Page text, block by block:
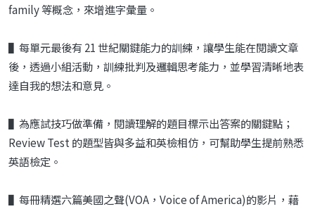
family 等概念，來增進字彙量。
▌每單元最後有 21 世紀關鍵能力的訓練，讓學生能在閱讀文章
後，透過小組活動，訓練批判及邏輯思考能力，並學習清晰地表
達自我的想法和意見。
▌為應試技巧做準備，閱讀理解的題目標示出答案的關鍵點；
Review Test 的題型皆與多益和英檢相仿，可幫助學生提前熟悉
英語檢定。
▌每冊精選六篇美國之聲(VOA，Voice of America)的影片，藉